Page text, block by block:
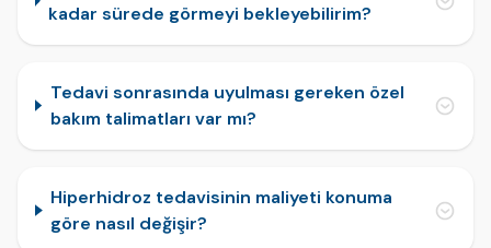
kadar sürede görmeyi bekleyebilirim?
Tedavi sonrasında uyulması gereken özel
bakım talimatları var mı?
Hiperhidroz tedavisinin maliyeti konuma
göre nasıl değişir?